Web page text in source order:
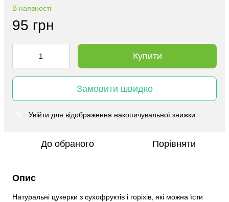
В наявності
95 грн
Купити
Замовити швидко
Увійти для відображення накопичувальної знижки
До обраного Порівняти
Опис
Натуральні цукерки з сухофруктів і горіхів, які можна їсти